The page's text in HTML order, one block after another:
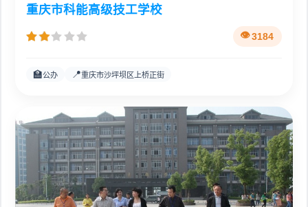
重庆市科能高级技工学校
3184
🏫公办 📍重庆市沙坪坝区上桥正街